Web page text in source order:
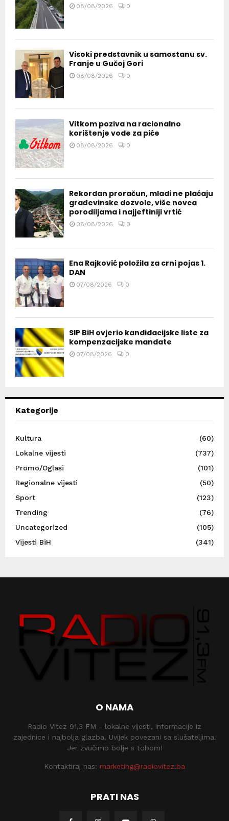
08/08/2026 0
Visoki predstavnik u samostanu sv.
Franje u Gučoj Gori
08/08/2026 0
Vitkom poziva na racionalno
korištenje vode za piće
08/08/2026 0
Rekordan proračun, mladi ne plaćaju
građevinske dozvole, više novca
porodiljama i najjeftiniji vrtić
08/08/2026 0
Ena Rajković položila za crni pojas 1.
DAN
07/08/2026 0
SIP BiH ovjerio kandidacijske liste za
kompenzacijske mandate
07/08/2026 0
Kategorije
Kultura
(60)
Lokalne vijesti
(737)
Promo/Oglasi
(101)
Regionalne vijesti
(50)
Sport
(123)
Trending
(76)
Uncategorized
(105)
Vijesti BiH
(341)
O NAMA
Radio Vitez 91,3 FM - lokalne vijesti, informacije iz
zajednice i najbolja glazba. Uvijek povezani sa slušateljima.
Jer zvučimo bolje s tobom!
Kontaktiraj nas: marketing@radiovitez.ba
PRATI NAS